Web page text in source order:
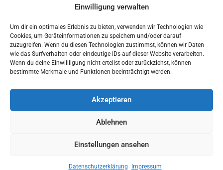
Einwilligung verwalten
Um dir ein optimales Erlebnis zu bieten, verwenden wir Technologien wie
Cookies, um Geräteinformationen zu speichern und/oder darauf
zuzugreifen. Wenn du diesen Technologien zustimmst, können wir Daten
wie das Surfverhalten oder eindeutige IDs auf dieser Website verarbeiten.
Wenn du deine Einwillligung nicht erteilst oder zurückziehst, können
bestimmte Merkmale und Funktionen beeinträchtigt werden.
Akzeptieren
Ablehnen
Einstellungen ansehen
Datenschutzerklärung Impressum
– 1_-_Antrag_Corona-Soforthilfe_29032020_speicherbar
– 2_-_Bearbeitungshinweise_zum_Antragverfahren
– 4_-_FAQs